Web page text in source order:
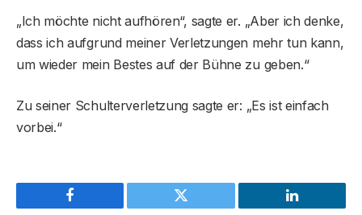
„Ich möchte nicht aufhören“, sagte er. „Aber ich denke,
dass ich aufgrund meiner Verletzungen mehr tun kann,
um wieder mein Bestes auf der Bühne zu geben.“
Zu seiner Schulterverletzung sagte er: „Es ist einfach
vorbei.“
Facebook Twitter LinkedIn